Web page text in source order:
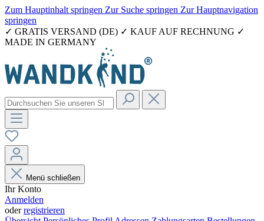
Zum Hauptinhalt springen Zur Suche springen Zur Hauptnavigation
springen
✓ GRATIS VERSAND (DE) ✓ KAUF AUF RECHNUNG ✓
MADE IN GERMANY
Menü schließen
Ihr Konto
Anmelden
oderregistrieren